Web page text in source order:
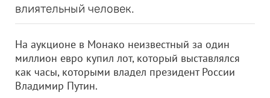
влиятельный человек.
На аукционе в Монако неизвестный за один
миллион евро купил лот, который выставлялся
как часы, которыми владел президент России
Владимир Путин.